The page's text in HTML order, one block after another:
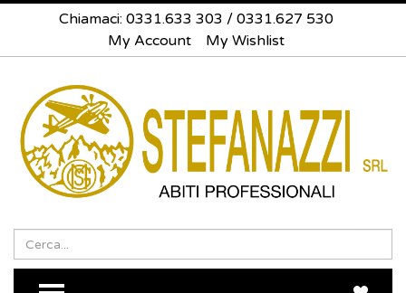
Chiamaci: 0331.633 303 / 0331.627 530
My Account
My Wishlist
Search